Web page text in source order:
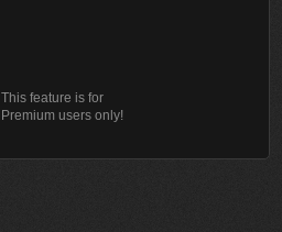
This feature is for
Premium users only!